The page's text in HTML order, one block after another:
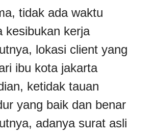
tidak ada waktu
kesibukan kerja
lokasi client yang
ibu kota jakarta
ketidak tauan
yang baik dan benar
adanya surat asli